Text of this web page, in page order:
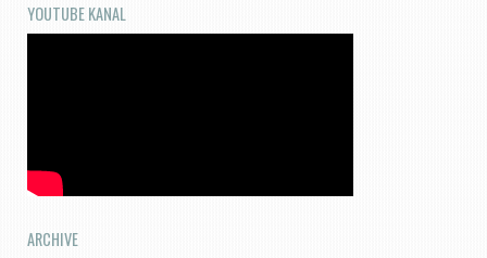
YOUTUBE KANAL
ARCHIVE